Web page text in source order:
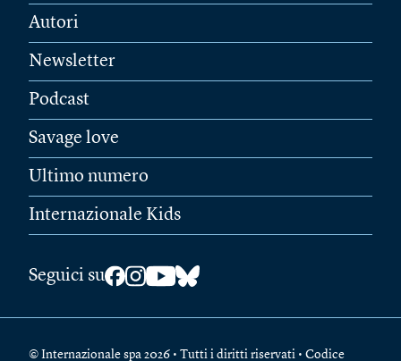
Autori
Newsletter
Podcast
Savage love
Ultimo numero
Internazionale Kids
Seguici su
© Internazionale spa 2026 • Tutti i diritti riservati • Codice